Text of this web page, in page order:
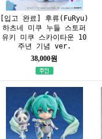
[입고 완료] 후류(FuRyu)
하츠네 미쿠 누들 스토퍼
유키 미쿠 스카이타운 10
주년 기념 ver.
38,000원